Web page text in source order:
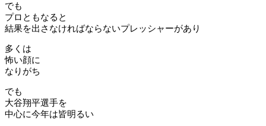
でも
プロともなると
結果を出さなければならないプレッシャーがあり
多くは
怖い顔に
なりがち
でも
大谷翔平選手を
中心に今年は皆明るい